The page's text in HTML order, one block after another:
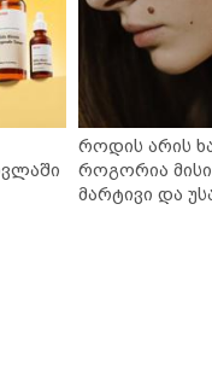
როდის არის
როგორია
მარტივი და